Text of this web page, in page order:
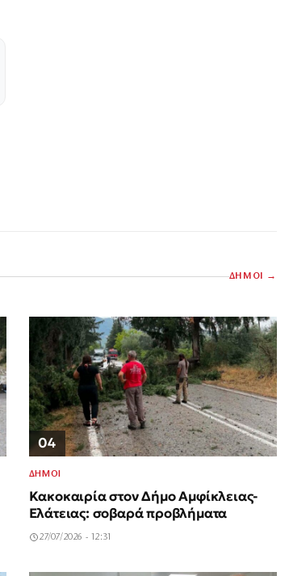
ΔΗΜΟΙ
04
ΔΗΜΟΙ
Κακοκαιρία στον Δήμο Αμφίκλειας-
Ελάτειας: σοβαρά προβλήματα
27/07/2026 - 12:31